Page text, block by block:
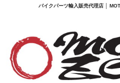
バイクパーツ輸入販売代理店 │